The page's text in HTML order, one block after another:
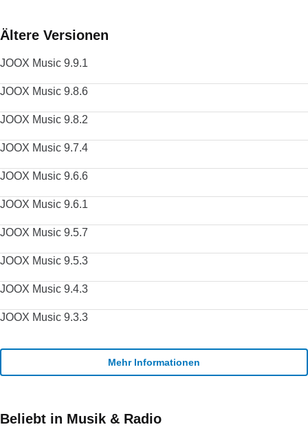
Ältere Versionen
JOOX Music 9.9.1
JOOX Music 9.8.6
JOOX Music 9.8.2
JOOX Music 9.7.4
JOOX Music 9.6.6
JOOX Music 9.6.1
JOOX Music 9.5.7
JOOX Music 9.5.3
JOOX Music 9.4.3
JOOX Music 9.3.3
Mehr Informationen
Beliebt in Musik & Radio